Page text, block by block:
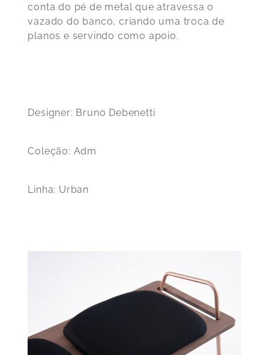
conta do pé de metal que atravessa o
vazado do banco, criando uma troca de
planos e servindo como apoio.
Designer: Bruno Debenetti
Coleção: Adm
Linha: Urban